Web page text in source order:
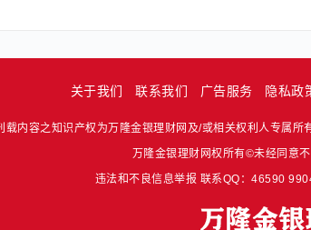
关于我们 联系我们 广告服务 隐私政
载内容之知识产权为万隆金银理财网及/或相关权利人专属
万隆金银理财网权所有©未经同意
违法和不良信息举报 联系QQ：46590